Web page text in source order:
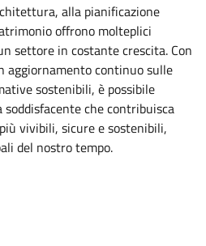
alla pianificazione
offrono molteplici
settore in costante crescita. Con
aggiornamento continuo sulle
sostenibili, è possibile
che contribuisca
vivibili, sicure e sostenibili,
del nostro tempo.